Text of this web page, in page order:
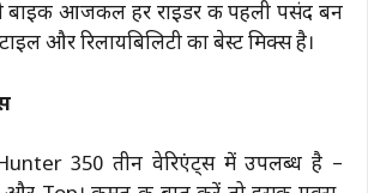
आजकल हर राइडर की पहली पसंद बन
और रिलायबिलिटी का बेस्ट मिक्स है।
350 तीन वेरिएंट्स में उपलब्ध है –